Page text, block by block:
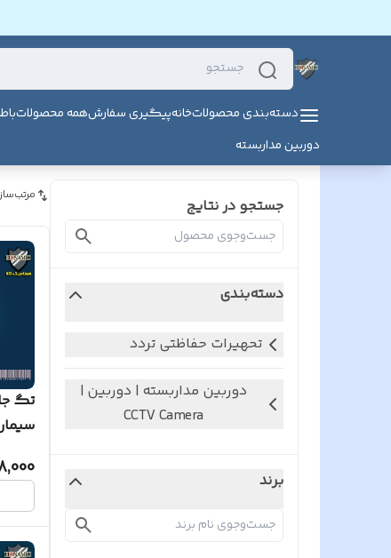
دسته‌بندی محصولاتخانهپیگیری سفارشهمه محصولات
دوربین مداربسته
جستجو در نتایج
دسته‌بندی
تحهیرات حفاظتی تردد
دوربین مداربسته | دوربین |
CCTV Camera
برند